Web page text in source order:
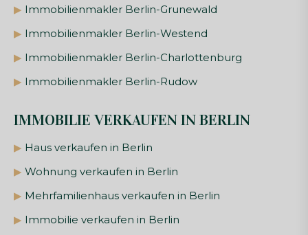
▶ Immobilienmakler Berlin-Grunewald
▶ Immobilienmakler Berlin-Westend
▶ Immobilienmakler Berlin-Charlottenburg
▶ Immobilienmakler Berlin-Rudow
IMMOBILIE VERKAUFEN IN BERLIN
▶ Haus verkaufen in Berlin
▶ Wohnung verkaufen in Berlin
▶ Mehrfamilienhaus verkaufen in Berlin
▶ Immobilie verkaufen in Berlin